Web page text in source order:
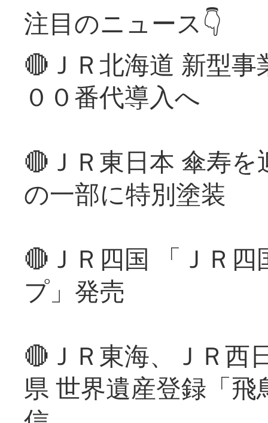
注目のニュース👇
🔴ＪＲ北海道 新型
００番代導入へ
🔴ＪＲ東日本 傘寿
の一部に特別塗装
🔴ＪＲ四国 「ＪＲ
プ」発売
🔴ＪＲ東海、ＪＲ西
県 世界遺産登録「